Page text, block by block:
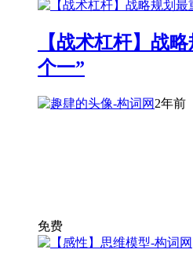
【战术杠杆】战
个一”
2年前
免费